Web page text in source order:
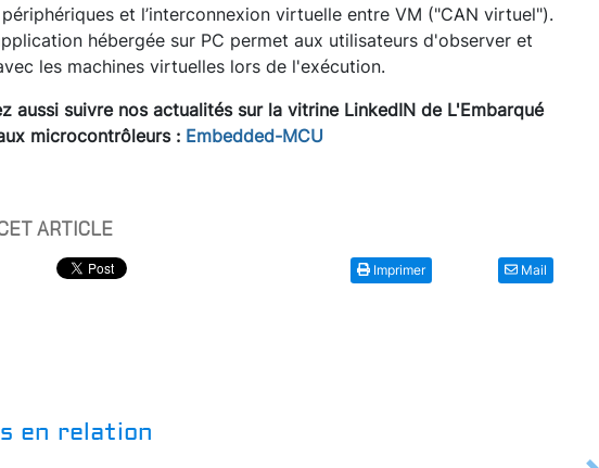
et l’interconnexion virtuelle entre VM ("CAN virtuel").
hébergée sur PC permet aux utilisateurs d'observer et
les machines virtuelles lors de l'exécution.
aussi suivre nos actualités sur la vitrine LinkedIN de L'Embarqué
microcontrôleurs : Embedded-MCU
ARTICLE
Imprimer Mail
en relation